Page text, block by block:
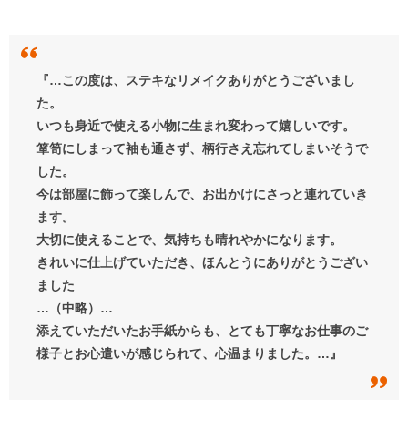
『…この度は、ステキなリメイクありがとうございまし
た。
いつも身近で使える小物に生まれ変わって嬉しいです。
箪笥にしまって袖も通さず、柄行さえ忘れてしまいそうで
した。
今は部屋に飾って楽しんで、お出かけにさっと連れていき
ます。
大切に使えることで、気持ちも晴れやかになります。
きれいに仕上げていただき、ほんとうにありがとうござい
ました
…（中略）…
添えていただいたお手紙からも、とても丁寧なお仕事のご
様子とお心遣いが感じられて、心温まりました。…』